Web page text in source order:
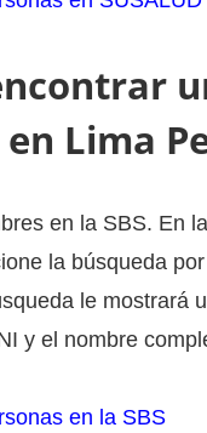
Lima
en la SBS. En
la búsqueda
le mostrará
y el nombre
en la SBS